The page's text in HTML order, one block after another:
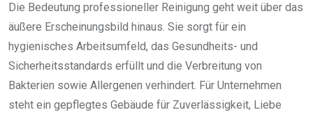
Die Bedeutung professioneller Reinigung geht weit über das
äußere Erscheinungsbild hinaus. Sie sorgt für ein
hygienisches Arbeitsumfeld, das Gesundheits- und
Sicherheitsstandards erfüllt und die Verbreitung von
Bakterien sowie Allergenen verhindert. Für Unternehmen
steht ein gepflegtes Gebäude für Zuverlässigkeit, Liebe